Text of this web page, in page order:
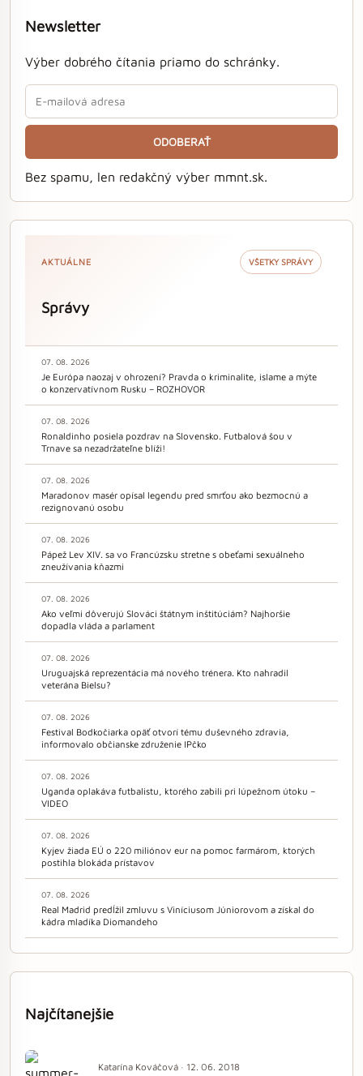
Newsletter
Výber dobrého čítania priamo do schránky.
ODOBERAŤ
Bez spamu, len redakčný výber mmnt.sk.
AKTUÁLNE VŠETKY SPRÁVY
Správy
07. 08. 2026
Je Európa naozaj v ohrození? Pravda o kriminalite, islame a mýte
o konzervatívnom Rusku – ROZHOVOR
07. 08. 2026
Ronaldinho posiela pozdrav na Slovensko. Futbalová šou v
Trnave sa nezadržateľne blíži!
07. 08. 2026
Maradonov masér opísal legendu pred smrťou ako bezmocnú a
rezignovanú osobu
07. 08. 2026
Pápež Lev XIV. sa vo Francúzsku stretne s obeťami sexuálneho
zneužívania kňazmi
07. 08. 2026
Ako veľmi dôverujú Slováci štátnym inštitúciám? Najhoršie
dopadla vláda a parlament
07. 08. 2026
Uruguajská reprezentácia má nového trénera. Kto nahradil
veterána Bielsu?
07. 08. 2026
Festival Bodkočiarka opäť otvorí tému duševného zdravia,
informovalo občianske združenie IPčko
07. 08. 2026
Uganda oplakáva futbalistu, ktorého zabili pri lúpežnom útoku –
VIDEO
07. 08. 2026
Kyjev žiada EÚ o 220 miliónov eur na pomoc farmárom, ktorých
postihla blokáda prístavov
07. 08. 2026
Real Madrid predĺžil zmluvu s Viníciusom Júniorovom a získal do
kádra mladíka Diomandeho
Najčítanejšie
Katarína Kováčová · 12. 06. 2018